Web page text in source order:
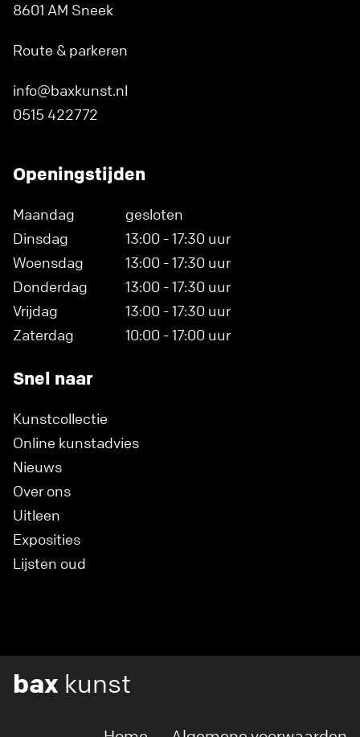
8601 AM Sneek
Route & parkeren
info@baxkunst.nl
0515 422772
Openingstijden
Maandag
gesloten
Dinsdag
13:00 - 17:30 uur
Woensdag
13:00 - 17:30 uur
Donderdag
13:00 - 17:30 uur
Vrijdag
13:00 - 17:30 uur
Zaterdag
10:00 - 17:00 uur
Snel naar
Kunstcollectie
Online kunstadvies
Nieuws
Over ons
Uitleen
Exposities
Lijsten oud
bax kunst